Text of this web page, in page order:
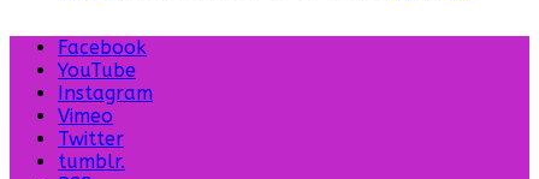
Facebook
YouTube
Instagram
Vimeo
Twitter
tumblr.